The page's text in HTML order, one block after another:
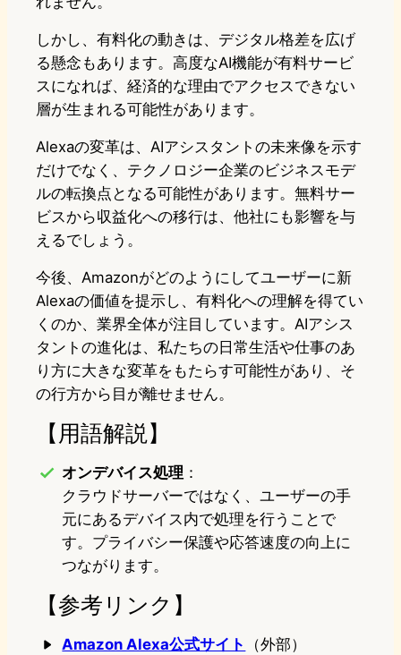
しかし、有料化の動きは、デジタル格差を広げ
る懸念もあります。高度なAI機能が有料サービ
スになれば、経済的な理由でアクセスできない
層が生まれる可能性があります。
Alexaの変革は、AIアシスタントの未来像を示す
だけでなく、テクノロジー企業のビジネスモデ
ルの転換点となる可能性があります。無料サー
ビスから収益化への移行は、他社にも影響を与
えるでしょう。
今後、Amazonがどのようにしてユーザーに新
Alexaの価値を提示し、有料化への理解を得てい
くのか、業界全体が注目しています。AIアシス
タントの進化は、私たちの日常生活や仕事のあ
り方に大きな変革をもたらす可能性があり、そ
の行方から目が離せません。
【用語解説】
オンデバイス処理 ：
クラウドサーバーではなく、ユーザーの手
元にあるデバイス内で処理を行うことで
す。プライバシー保護や応答速度の向上に
つながります。
【参考リンク】
Amazon Alexa公式サイト
（外部）